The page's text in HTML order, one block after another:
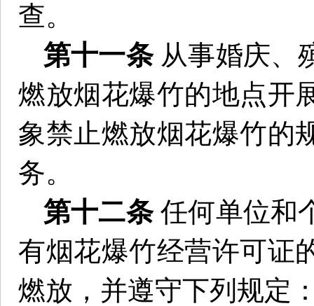
查。
第十一条 从事婚庆、
燃放烟花爆竹的地点开
象禁止燃放烟花爆竹的
务。
第十二条任何单位和
有烟花爆竹经营许可证
燃放，并遵守下列规定